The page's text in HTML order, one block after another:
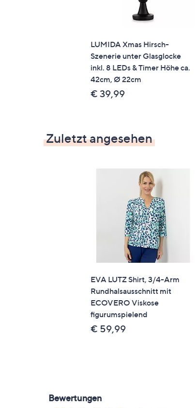
LUMIDA Xmas Hirsch-
Szenerie unter Glasglocke
inkl. 8 LEDs & Timer Höhe ca.
42cm, Ø 22cm
€ 39,99
Zuletzt angesehen
EVA LUTZ Shirt, 3/4-Arm
Rundhalsausschnitt mit
ECOVERO Viskose
figurumspielend
€ 59,99